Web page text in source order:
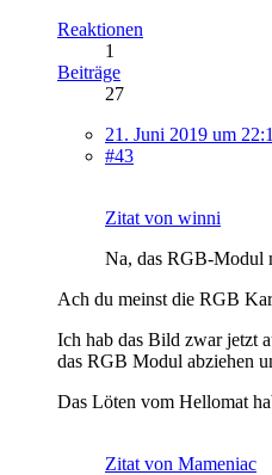
Reaktionen
1
Beiträge
27
21. Juni 2019 um
#43
Zitat von winni
Na, das RGB-Modul
Ach du meinst die RGB
Ich hab das Bild zwar jetzt
das RGB Modul abziehen
Das Löten vom Hellomat
Zitat von Mameniac